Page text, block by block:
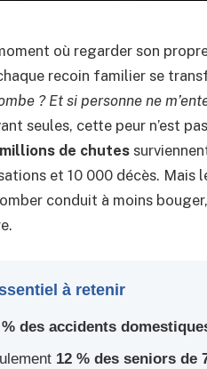
où regarder son
recoin familier se
? Et si personne ne
seules, cette peur n’est
de chutes
et 10 000 décès. Mais
conduit à moins
à retenir
% des accidents
12 % des seniors de